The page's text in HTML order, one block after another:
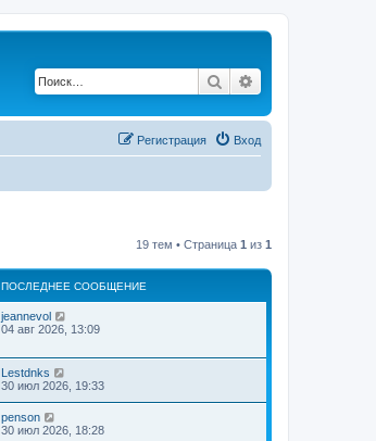
Поиск
Вход
Регистрация
19 тем • Страница 1 из 1
ПОСЛЕДНЕЕ СООБЩЕНИЕ
jeannevol
04 авг 2026, 13:09
Lestdnks
30 июл 2026, 19:33
penson
30 июл 2026, 18:28